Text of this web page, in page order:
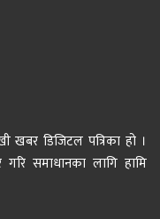
खबर डिजिटल पत्रिका हो ।
समाधानका लागि हामि